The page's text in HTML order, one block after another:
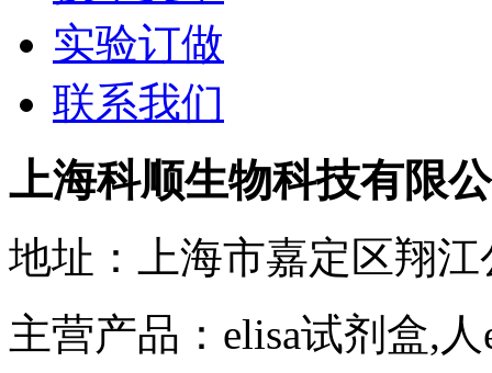
实验订做
联系我们
上海科顺生物科技有限
地址：上海市嘉定区翔江
主营产品：elisa试剂盒,